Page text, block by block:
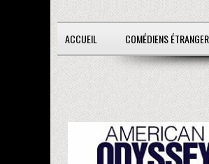
ACCUEIL COMÉDIENS